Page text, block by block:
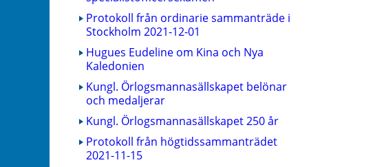
Protokoll från ordinarie sammanträde i
Stockholm 2021-12-01
Hugues Eudeline om Kina och Nya
Kaledonien
Kungl. Örlogsmannasällskapet belönar
och medaljerar
Kungl. Örlogsmannasällskapet 250 år
Protokoll från högtidssammanträdet
2021-11-15